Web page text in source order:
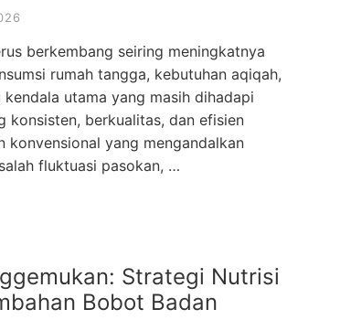
berkembang seiring meningkatnya
rumah tangga, kebutuhan aqiqah,
utama yang masih dihadapi
konsisten, berkualitas, dan efisien
konvensional yang mengandalkan
fluktuasi pasokan, …
Strategi Nutrisi
Bobot Badan